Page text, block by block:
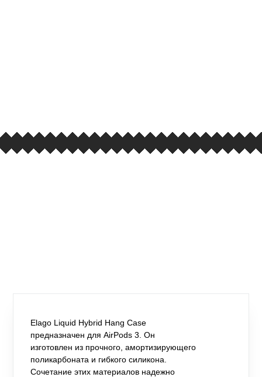
Elago Liquid Hybrid Hang Case
предназначен для AirPods 3. Он
изготовлен из прочного, амортизирующего
поликарбоната и гибкого силикона.
Сочетание этих материалов надежно